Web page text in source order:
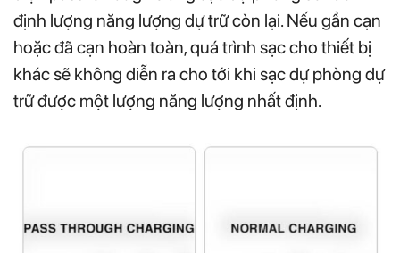
định lượng năng lượng dự trữ còn lại. Nếu gần cạn
hoặc đã cạn hoàn toàn, quá trình sạc cho thiết bị
khác sẽ không diễn ra cho tới khi sạc dự phòng dự
trữ được một lượng năng lượng nhất định.